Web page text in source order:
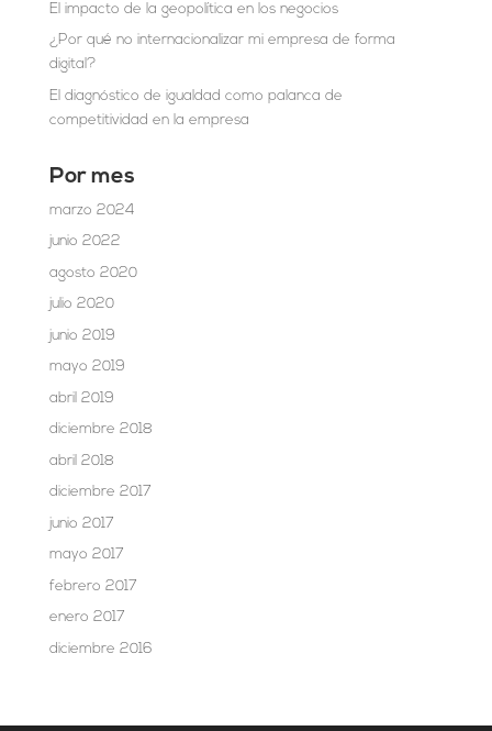
El impacto de la geopolítica en los negocios
¿Por qué no internacionalizar mi empresa de forma
digital?
El diagnóstico de igualdad como palanca de
competitividad en la empresa
Por mes
marzo 2024
junio 2022
agosto 2020
julio 2020
junio 2019
mayo 2019
abril 2019
diciembre 2018
abril 2018
diciembre 2017
junio 2017
mayo 2017
febrero 2017
enero 2017
diciembre 2016